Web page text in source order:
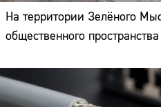
На территории Зелёного
общественного пространства